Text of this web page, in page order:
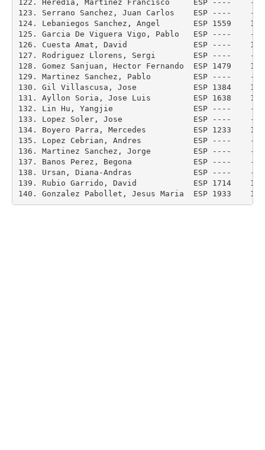
122. Heredia, Martinez Francisco     ESP ----
123. Serrano Sanchez, Juan Carlos    ESP ----
124. Lebaniegos Sanchez, Angel       ESP 1559
125. Garcia De Viguera Vigo, Pablo   ESP ----
126. Cuesta Amat, David              ESP ----
127. Rodriguez Llorens, Sergi        ESP ----
128. Gomez Sanjuan, Hector Fernando  ESP 1479
129. Martinez Sanchez, Pablo         ESP ----
130. Gil Villascusa, Jose            ESP 1384
131. Ayllon Soria, Jose Luis         ESP 1638
132. Lin Hu, Yangjie                 ESP ----
133. Lopez Soler, Jose               ESP ----
134. Boyero Parra, Mercedes          ESP 1233
135. Lopez Cebrian, Andres           ESP ----
136. Martinez Sanchez, Jorge         ESP ----
137. Banos Perez, Begona             ESP ----
138. Ursan, Diana-Andras             ESP ----
139. Rubio Garrido, David            ESP 1714
140. Gonzalez Pabollet, Jesus Maria  ESP 1933